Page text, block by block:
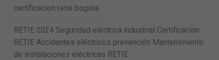
certificacion retie bogota
RETIE 2024 Seguridad eléctrica industrial Certificación
RETIE Accidentes eléctricos prevención Mantenimiento
de instalaciones eléctricas RETIE